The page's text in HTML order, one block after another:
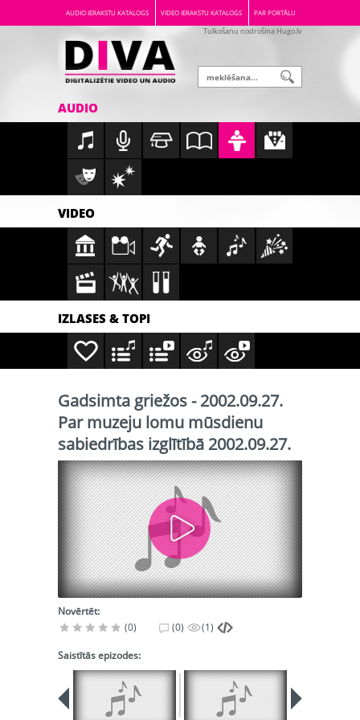
AUDIO IERAKSTU KATALOGS VIDEO IERAKSTU KATALOGS PAR PORTĀLU
Tulkošanu nodrošina Hugo.lv
AUDIO
VIDEO
IZLASES & TOPI
Gadsimta griežos - 2002.09.27.
Par muzeju lomu mūsdienu
sabiedrības izglītībā 2002.09.27.
Novērtēt:
(0)
(0) (1)
Saistītās epizodes: